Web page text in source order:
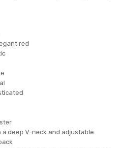
red
deep V-neck and adjustable